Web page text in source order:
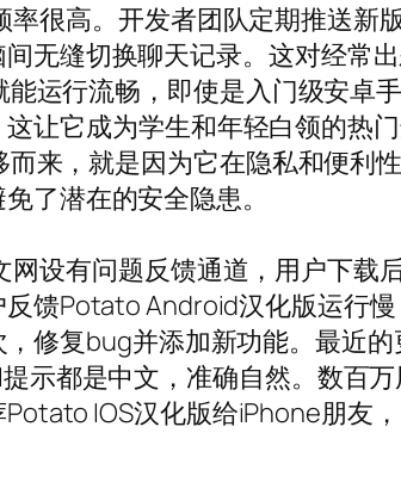
很高。开发者团队定期推送新
无缝切换聊天记录。这对经常
运行流畅，即使是入门级安卓
让它成为学生和年轻白领的热
来，就是因为它在隐私和便利
了潜在的安全隐患。
设有问题反馈通道，用户下载
馈Potato Android汉化版运行
修复bug并添加新功能。最近的
示都是中文，准确自然。数百
IOS汉化版给iPhone朋友